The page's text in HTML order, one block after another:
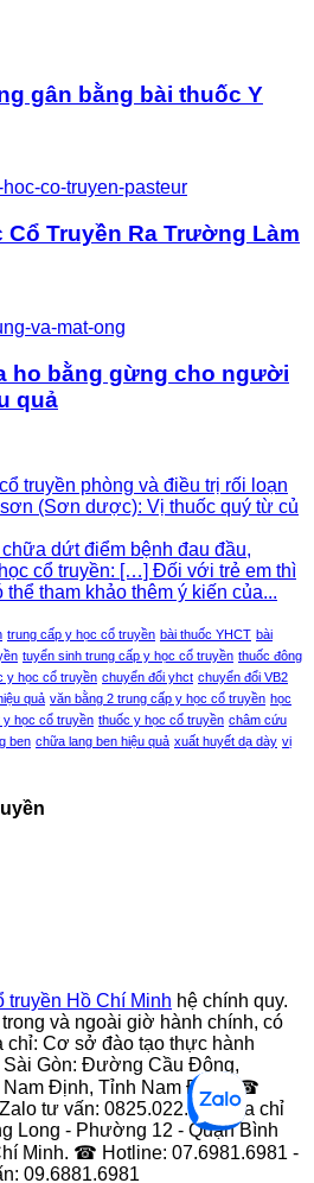
gân bằng bài thuốc Y
Cổ Truyền Ra Trường Làm
ho bằng gừng cho người
quả
truyền phòng và điều trị rối loạn
(Sơn dược): Vị thuốc quý từ củ
dứt điểm bệnh đau đầu,
cổ truyền: […] Đối với trẻ em thì
thể tham khảo thêm ý kiến của...
trung cấp y học cổ truyền bài thuốc YHCT bài
tuyển sinh trung cấp y học cổ truyền thuốc đông
y học cổ truyền chuyển đổi yhct chuyển đổi VB2
quả văn bằng 2 trung cấp y học cổ truyền học
y học cổ truyền thuốc y học cổ truyền châm cứu
ben chữa lang ben hiệu quả xuất huyết dạ dày vị
truyền Hồ Chí Minh hệ chính quy.
trong và ngoài giờ hành chính, có
chỉ: Cơ sở đào tạo thực hành
Gòn: Đường Cầu Đông,
Nam Định, Tỉnh Nam Định. ☎
tư vấn: 0825.022.022 Địa chỉ
Long - Phường 12 - Quận Bình
Minh. ☎ Hotline: 07.6981.6981 -
09.6881.6981